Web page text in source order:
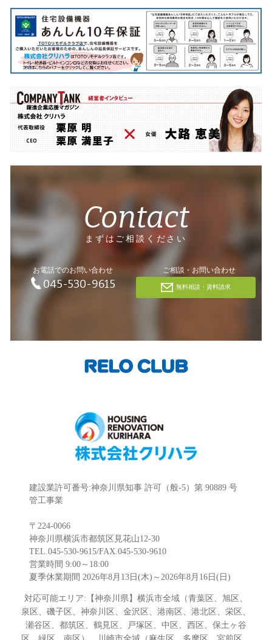
Contact
まずはご相談ください
お電話でのお問い合わせ
045-530-9615
ご相談・お問い合わせ
無料相談・資料請求
建設業許可番号:神奈川県知事 許可（般-5）第 90889 号
管工事業
〒224-0066
神奈川県横浜市都筑区見花山12-30
TEL.045-530-9615/FAX.045-530-9610
営業時間 9:00～18:00
夏季休業期間 2026年8月13日(木)～2026年8月16日(日)
対応可能エリア:【神奈川県】横浜市全域（青葉区、旭区、
泉区、磯子区、神奈川区、金沢区、港南区、港北区、栄区、
瀬谷区、都筑区、鶴見区、戸塚区、中区、西区、保土ヶ谷